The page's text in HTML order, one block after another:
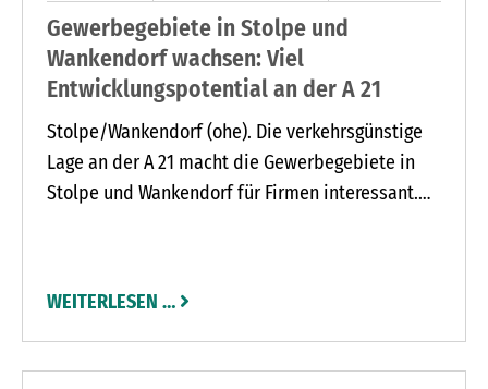
Gewerbegebiete in Stolpe und
Wankendorf wachsen: Viel
Entwicklungspotential an der A 21
Stolpe/Wankendorf (ohe). Die verkehrsgünstige
Lage an der A 21 macht die Gewerbegebiete in
Stolpe und Wankendorf für Firmen interessant.
Gewerbegebiet Auf dem Bös um etwa drei
Hektar. Sowohl in Wankendorf als auch in Stolpe
sind alle Grundstücke bereits vergeben.
WEITERLESEN …